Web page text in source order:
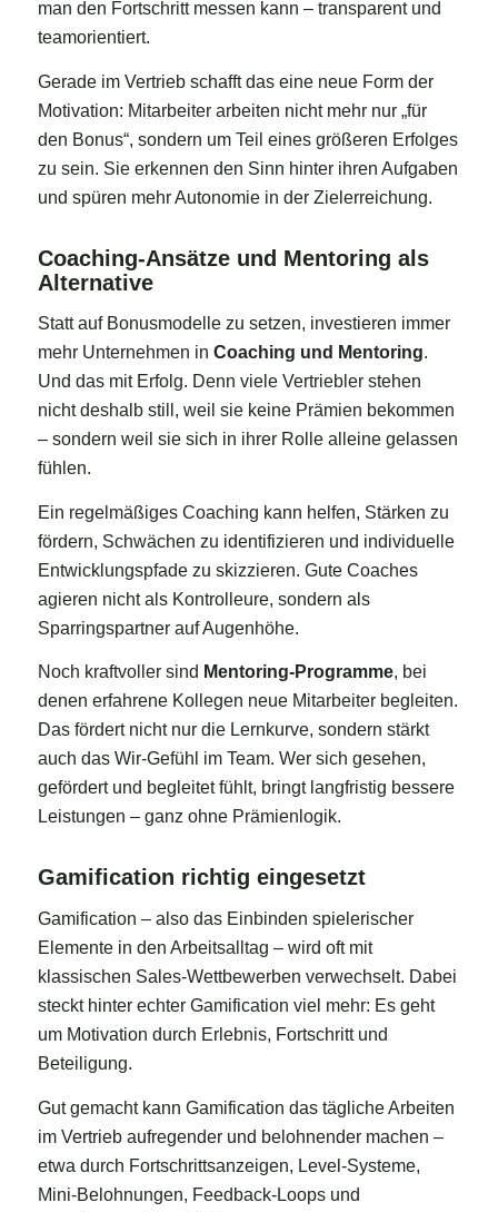
man den Fortschritt messen kann – transparent und
teamorientiert.
Gerade im Vertrieb schafft das eine neue Form der
Motivation: Mitarbeiter arbeiten nicht mehr nur „für
den Bonus“, sondern um Teil eines größeren Erfolges
zu sein. Sie erkennen den Sinn hinter ihren Aufgaben
und spüren mehr Autonomie in der Zielerreichung.
Coaching-Ansätze und Mentoring als
Alternative
Statt auf Bonusmodelle zu setzen, investieren immer
mehr Unternehmen in Coaching und Mentoring.
Und das mit Erfolg. Denn viele Vertriebler stehen
nicht deshalb still, weil sie keine Prämien bekommen
– sondern weil sie sich in ihrer Rolle alleine gelassen
fühlen.
Ein regelmäßiges Coaching kann helfen, Stärken zu
fördern, Schwächen zu identifizieren und individuelle
Entwicklungspfade zu skizzieren. Gute Coaches
agieren nicht als Kontrolleure, sondern als
Sparringspartner auf Augenhöhe.
Noch kraftvoller sind Mentoring-Programme, bei
denen erfahrene Kollegen neue Mitarbeiter begleiten.
Das fördert nicht nur die Lernkurve, sondern stärkt
auch das Wir-Gefühl im Team. Wer sich gesehen,
gefördert und begleitet fühlt, bringt langfristig bessere
Leistungen – ganz ohne Prämienlogik.
Gamification richtig eingesetzt
Gamification – also das Einbinden spielerischer
Elemente in den Arbeitsalltag – wird oft mit
klassischen Sales-Wettbewerben verwechselt. Dabei
steckt hinter echter Gamification viel mehr: Es geht
um Motivation durch Erlebnis, Fortschritt und
Beteiligung.
Gut gemacht kann Gamification das tägliche Arbeiten
im Vertrieb aufregender und belohnender machen –
etwa durch Fortschrittsanzeigen, Level-Systeme,
Mini-Belohnungen, Feedback-Loops und